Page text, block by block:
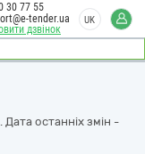
дзвінок
30 77 55
tender.ua
UK
останніх змін -